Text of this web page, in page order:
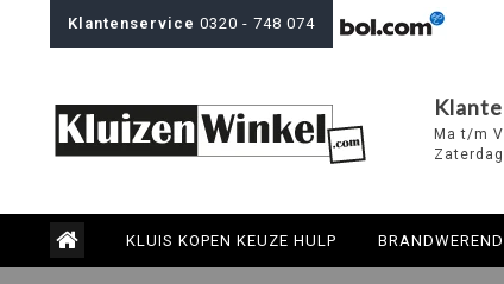
Klantenservice 0320 - 748 074
Ma t/m
KLUIS KOPEN KEUZE HULP